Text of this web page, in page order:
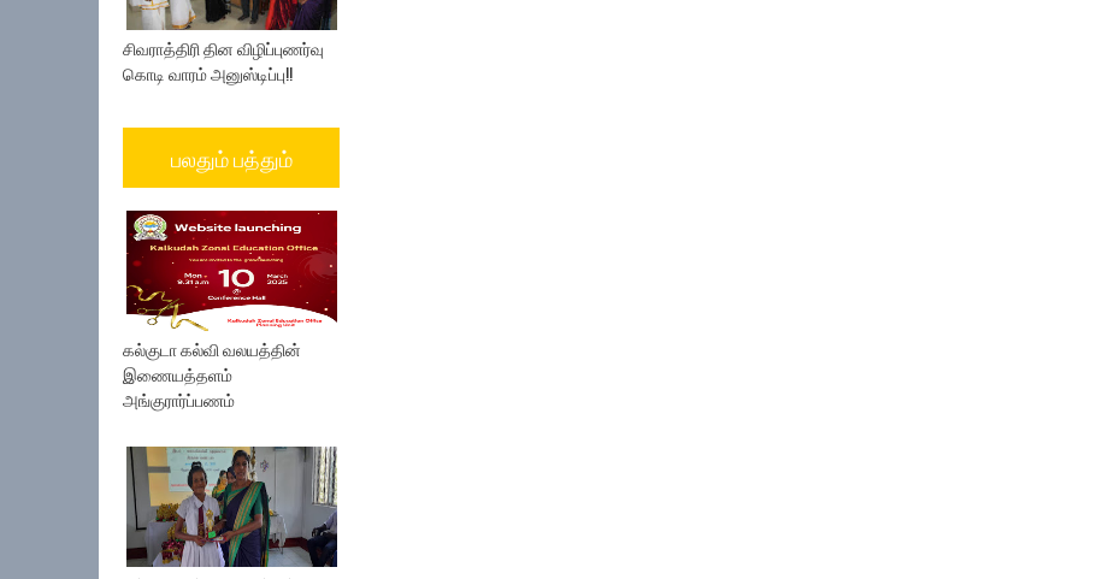
சிவராத்திரி தின விழிப்புணர்வு
கொடி வாரம் அனுஸ்டிப்பு!!
பலதும் பத்தும்
கல்குடா கல்வி வலயத்தின்
இணையத்தளம்
அங்குரார்ப்பணம்